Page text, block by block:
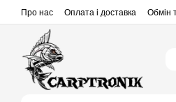
Перейти до основного контенту
Про нас Оплата і доставка Обмін